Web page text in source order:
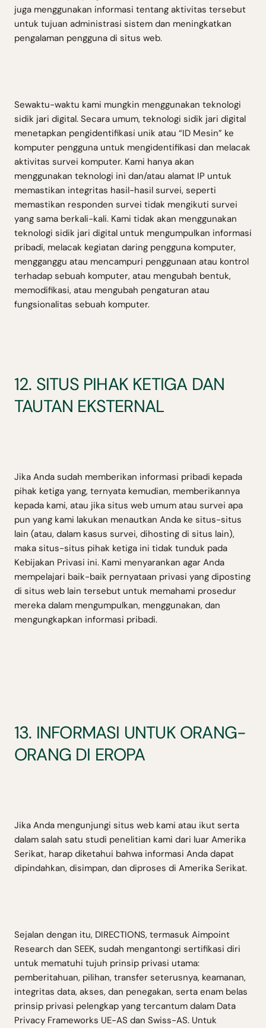
juga menggunakan informasi tentang aktivitas tersebut
untuk tujuan administrasi sistem dan meningkatkan
pengalaman pengguna di situs web.
Sewaktu-waktu kami mungkin menggunakan teknologi
sidik jari digital. Secara umum, teknologi sidik jari digital
menetapkan pengidentifikasi unik atau “ID Mesin” ke
komputer pengguna untuk mengidentifikasi dan melacak
aktivitas survei komputer. Kami hanya akan
menggunakan teknologi ini dan/atau alamat IP untuk
memastikan integritas hasil-hasil survei, seperti
memastikan responden survei tidak mengikuti survei
yang sama berkali-kali. Kami tidak akan menggunakan
teknologi sidik jari digital untuk mengumpulkan informasi
pribadi, melacak kegiatan daring pengguna komputer,
mengganggu atau mencampuri penggunaan atau kontrol
terhadap sebuah komputer, atau mengubah bentuk,
memodifikasi, atau mengubah pengaturan atau
fungsionalitas sebuah komputer.
12. SITUS PIHAK KETIGA DAN
TAUTAN EKSTERNAL
Jika Anda sudah memberikan informasi pribadi kepada
pihak ketiga yang, ternyata kemudian, memberikannya
kepada kami, atau jika situs web umum atau survei apa
pun yang kami lakukan menautkan Anda ke situs-situs
lain (atau, dalam kasus survei, dihosting di situs lain),
maka situs-situs pihak ketiga ini tidak tunduk pada
Kebijakan Privasi ini. Kami menyarankan agar Anda
mempelajari baik-baik pernyataan privasi yang diposting
di situs web lain tersebut untuk memahami prosedur
mereka dalam mengumpulkan, menggunakan, dan
mengungkapkan informasi pribadi.
13. INFORMASI UNTUK ORANG-
ORANG DI EROPA
Jika Anda mengunjungi situs web kami atau ikut serta
dalam salah satu studi penelitian kami dari luar Amerika
Serikat, harap diketahui bahwa informasi Anda dapat
dipindahkan, disimpan, dan diproses di Amerika Serikat.
Sejalan dengan itu, DIRECTIONS, termasuk Aimpoint
Research dan SEEK, sudah mengantongi sertifikasi diri
untuk mematuhi tujuh prinsip privasi utama:
pemberitahuan, pilihan, transfer seterusnya, keamanan,
integritas data, akses, dan penegakan, serta enam belas
prinsip privasi pelengkap yang tercantum dalam Data
Privacy Frameworks UE-AS dan Swiss-AS. Untuk